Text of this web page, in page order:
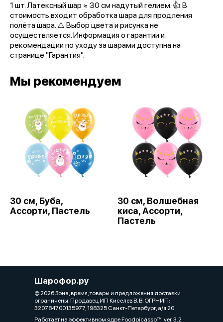
1 шт. Латексный шар ≈ 30 см надутый гелием. 👍 В
стоимость входит обработка шара для продления
полёта шара. ⚠️ Выбор цвета и рисунка не
осуществляется. Информация о гарантии и
рекомендации по уходу за шарами доступна на
странице "Гарантия".
Мы рекомендуем
30 см, Буба,
Ассорти, Пастель
30 см, Волшебная
киса, Ассорти,
Пастель
Шарофор.ру
© 2026 Зона, время, товары и предложения доставки
ограничены. Продавец ИП Киселев В. В. ОГРНИП:
320784700135977, 198325 Санкт-Петербург, а/я 20
Работает на эффективном ядреFoodpicássover. 3.2